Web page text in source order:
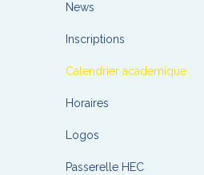
News
Inscriptions
Calendrier academique
Horaires
Logos
Passerelle HEC